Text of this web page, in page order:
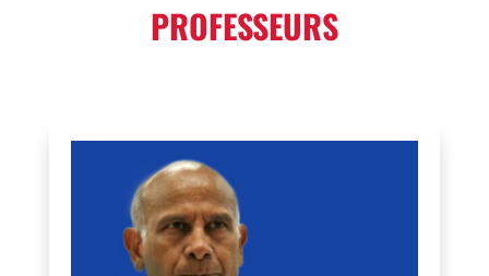
PROFESSEURS